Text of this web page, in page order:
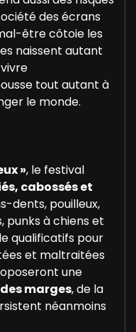
des écrans
être côtoie les
naissent autant
tout autant à
le monde.
», le festival
cabossés et
dents, pouilleux,
punks à chiens et
qualificatifs pour
et maltraitées
une
marges, de la
néanmoins